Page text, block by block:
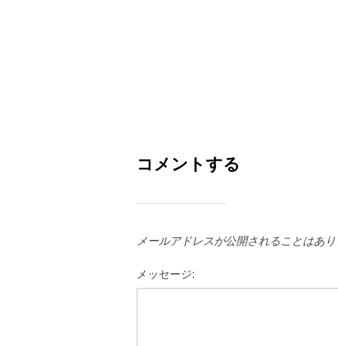
コメントする
メールアドレスが公開されることはあり
メッセージ: